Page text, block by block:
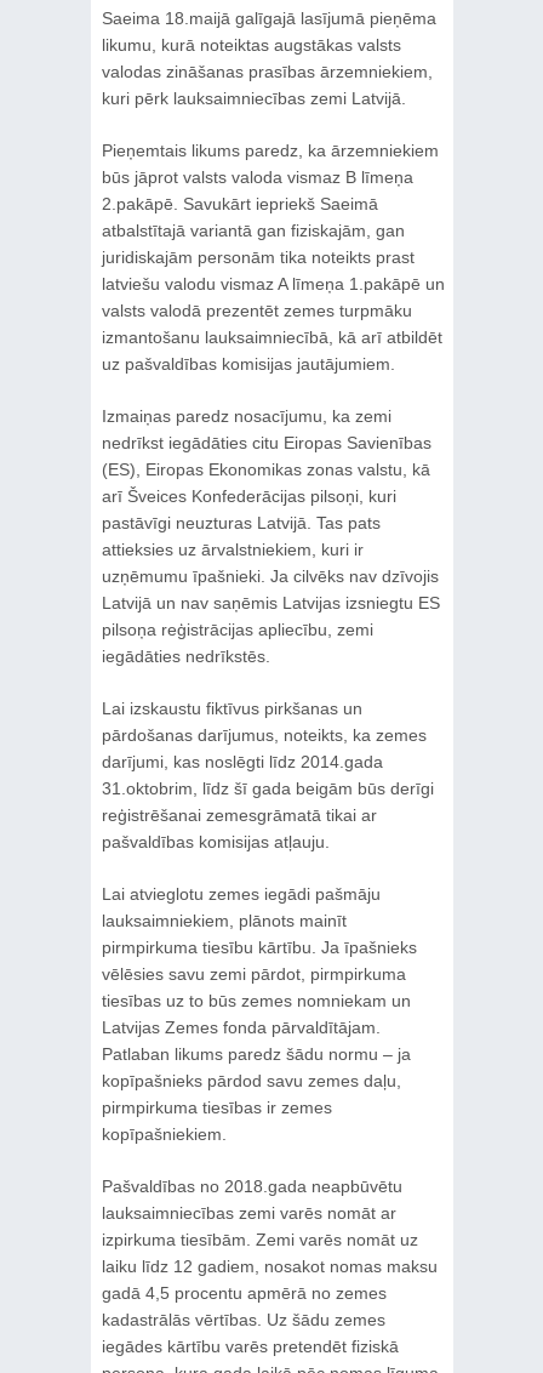
Saeima 18.maijā galīgajā lasījumā pieņēma
likumu, kurā noteiktas augstākas valsts
valodas zināšanas prasības ārzemniekiem,
kuri pērk lauksaimniecības zemi Latvijā.
Pieņemtais likums paredz, ka ārzemniekiem
būs jāprot valsts valoda vismaz B līmeņa
2.pakāpē. Savukārt iepriekš Saeimā
atbalstītajā variantā gan fiziskajām, gan
juridiskajām personām tika noteikts prast
latviešu valodu vismaz A līmeņa 1.pakāpē un
valsts valodā prezentēt zemes turpmāku
izmantošanu lauksaimniecībā, kā arī atbildēt
uz pašvaldības komisijas jautājumiem.
Izmaiņas paredz nosacījumu, ka zemi
nedrīkst iegādāties citu Eiropas Savienības
(ES), Eiropas Ekonomikas zonas valstu, kā
arī Šveices Konfederācijas pilsoņi, kuri
pastāvīgi neuzturas Latvijā. Tas pats
attieksies uz ārvalstniekiem, kuri ir
uzņēmumu īpašnieki. Ja cilvēks nav dzīvojis
Latvijā un nav saņēmis Latvijas izsniegtu ES
pilsoņa reģistrācijas apliecību, zemi
iegādāties nedrīkstēs.
Lai izskaustu fiktīvus pirkšanas un
pārdošanas darījumus, noteikts, ka zemes
darījumi, kas noslēgti līdz 2014.gada
31.oktobrim, līdz šī gada beigām būs derīgi
reģistrēšanai zemesgrāmatā tikai ar
pašvaldības komisijas atļauju.
Lai atvieglotu zemes iegādi pašmāju
lauksaimniekiem, plānots mainīt
pirmpirkuma tiesību kārtību. Ja īpašnieks
vēlēsies savu zemi pārdot, pirmpirkuma
tiesības uz to būs zemes nomniekam un
Latvijas Zemes fonda pārvaldītājam.
Patlaban likums paredz šādu normu – ja
kopīpašnieks pārdod savu zemes daļu,
pirmpirkuma tiesības ir zemes
kopīpašniekiem.
Pašvaldības no 2018.gada neapbūvētu
lauksaimniecības zemi varēs nomāt ar
izpirkuma tiesībām. Zemi varēs nomāt uz
laiku līdz 12 gadiem, nosakot nomas maksu
gadā 4,5 procentu apmērā no zemes
kadastrālās vērtības. Uz šādu zemes
iegādes kārtību varēs pretendēt fiziskā